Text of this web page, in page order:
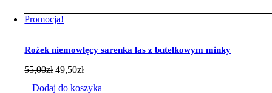
Promocja!
Rożek niemowlęcy sarenka las z butelkowym minky
55,00zł 49,50zł
Dodaj do koszyka